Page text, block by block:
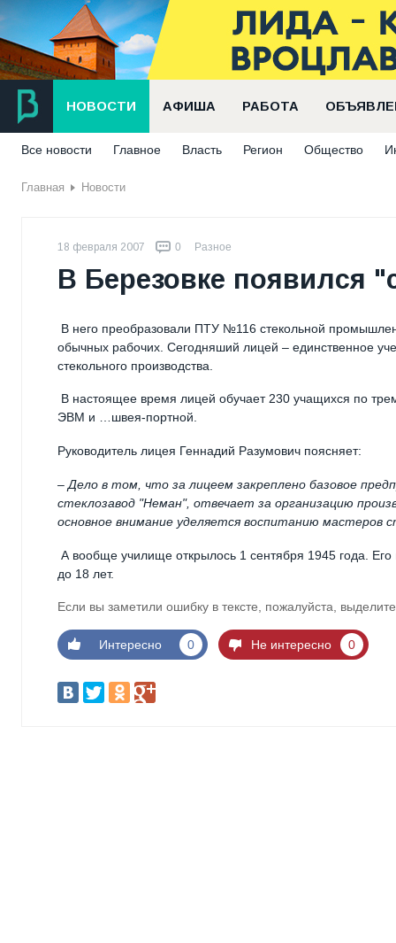
НОВОСТИ АФИША РАБОТА
Все новости Главное Власть Регион Общество
Главная Новости
18 февраля 2007 0 Разное
В Березовке появился
В него преобразовали ПТУ №116 стекольной
обычных рабочих. Сегодняший лицей – единственное
стекольного производства.
В настоящее время лицей обучает 230 учащихся по
ЭВМ и …швея-портной.
Руководитель лицея Геннадий Разумович поясняет:
– Дело в том, что за лицеем закреплено базовое
стеклозавод "Неман", отвечает за организацию
основное внимание уделяется воспитанию мастеров
А вообще училище открылось 1 сентября 1945 года.
до 18 лет.
Если вы заметили ошибку в тексте, пожалуйста,
Интересно 0 Не интересно 0